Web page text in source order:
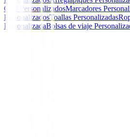
Golf PersonalizadosMarcadores
PersonalizadosToallas Personalizadas
PersonalizadaBolsas de viaje